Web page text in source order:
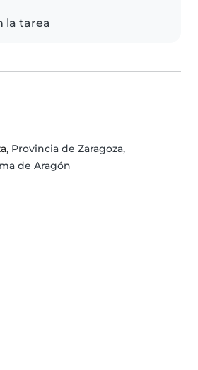
la tarea
, Provincia de Zaragoza,
de Aragón